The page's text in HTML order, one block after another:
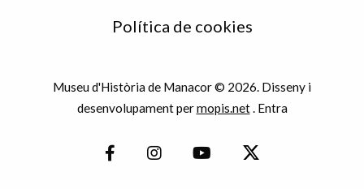
Política de cookies
Museu d'Història de Manacor © 2026. Disseny i
desenvolupament permopis.net. Entra